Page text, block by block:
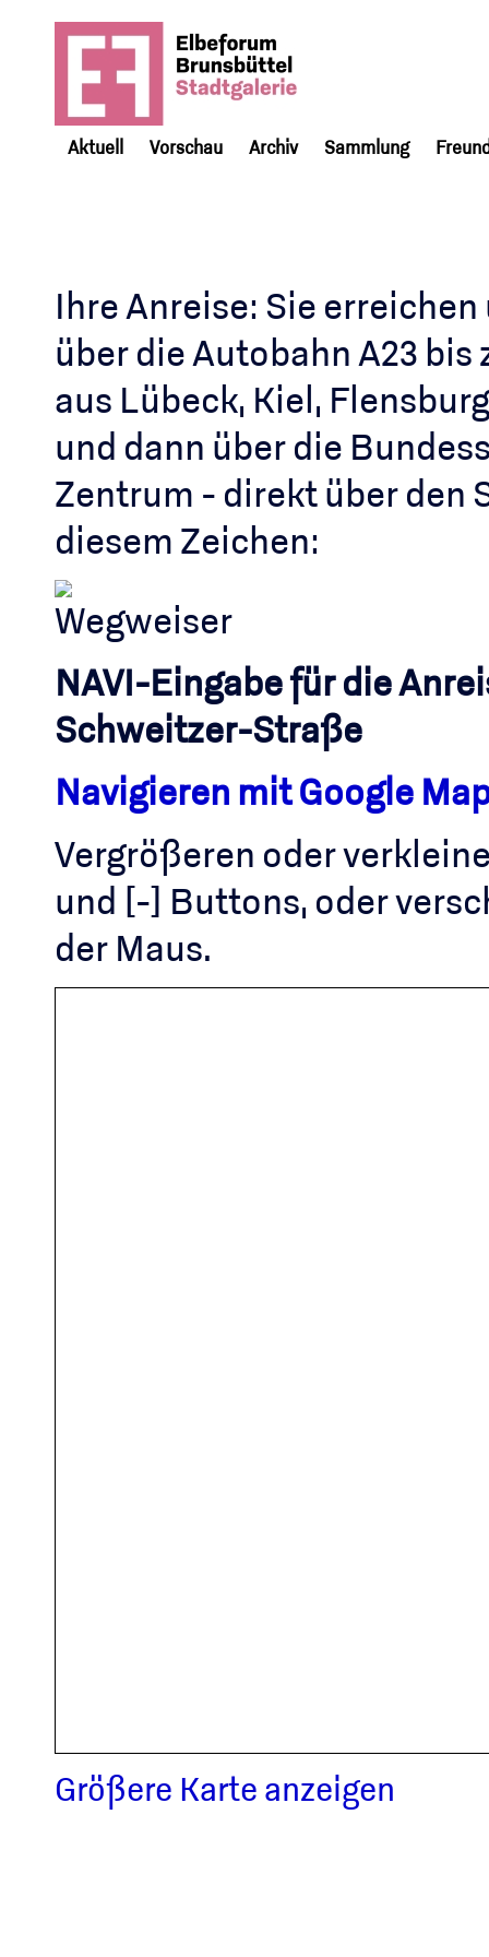
Aktuell Vorschau Archiv Sammlung
Ihre Anreise: Sie
über die Autobahn A23
aus Lübeck, Kiel,
und dann über die
Zentrum - direkt über den
diesem Zeichen:
NAVI-Eingabe für die
Schweitzer-Straße
Navigieren mit Google
Vergrößeren oder
und [-] Buttons, oder
der Maus.
Größere Karte anzeigen